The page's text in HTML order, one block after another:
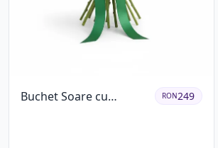
Buchet Soare cu
RON249